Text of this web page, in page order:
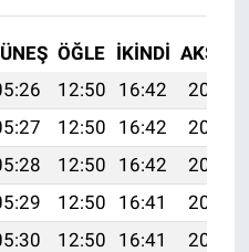
ÖĞLE İKINDI AKŞAM
12:50 16:42
20:03
12:50 16:42
20:02
12:50 16:42
20:01
12:50 16:41
20:01
12:50 16:41
20:00